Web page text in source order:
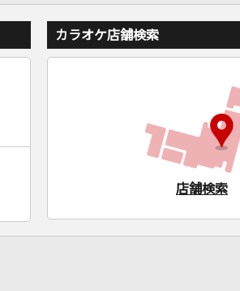
カラオケ店舗検索
店舗検索